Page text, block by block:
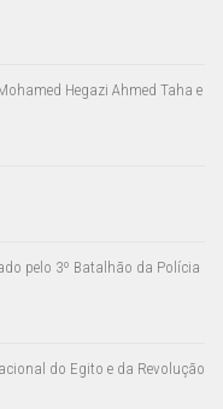
Hegazi Ahmed Taha e
pelo 3º Batalhão da Polícia
do Egito e da Revolução